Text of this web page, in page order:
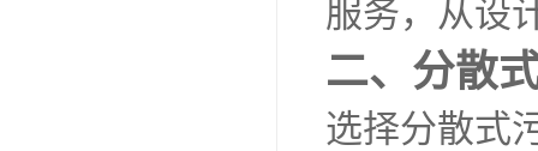
服务，从设
二、分散
选择分散式